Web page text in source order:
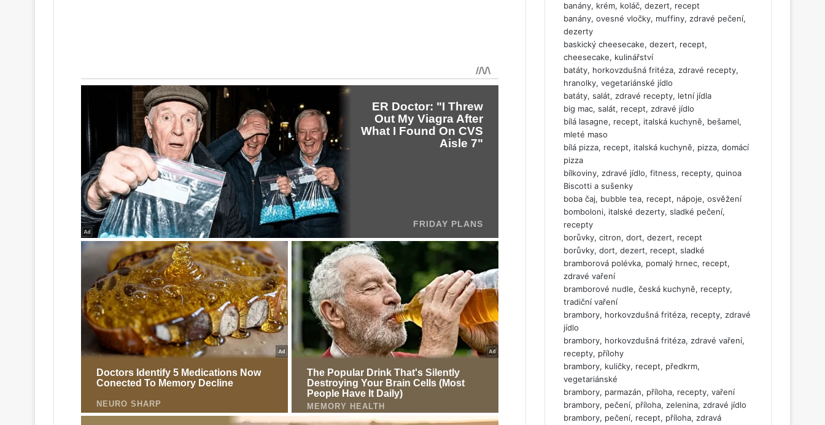
banány, krém, koláč, dezert, recept
banány, ovesné vločky, muffiny, zdravé pečení,
dezerty
baskický cheesecake, dezert, recept,
cheesecake, kulinářství
batáty, horkovzdušná fritéza, zdravé recepty,
hranolky, vegetariánské jídlo
batáty, salát, zdravé recepty, letní jídla
big mac, salát, recept, zdravé jídlo
bílá lasagne, recept, italská kuchyně, bešamel,
mleté maso
bílá pizza, recept, italská kuchyně, pizza, domácí
pizza
bílkoviny, zdravé jídlo, fitness, recepty, quinoa
Biscotti a sušenky
boba čaj, bubble tea, recept, nápoje, osvěžení
bomboloni, italské dezerty, sladké pečení,
recepty
borůvky, citron, dort, dezert, recept
borůvky, dort, dezert, recept, sladké
bramborová polévka, pomalý hrnec, recept,
zdravé vaření
bramborové nudle, česká kuchyně, recepty,
tradiční vaření
brambory, horkovzdušná fritéza, recepty, zdravé
jídlo
brambory, horkovzdušná fritéza, zdravé vaření,
recepty, přílohy
brambory, kuličky, recept, předkrm,
vegetariánské
brambory, parmazán, příloha, recepty, vaření
brambory, pečení, příloha, zelenina, zdravé jídlo
brambory, pečení, recept, příloha, zdravá